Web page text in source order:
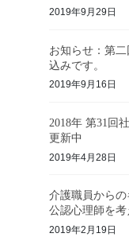
2019年9月29日
お知らせ：第
込みです。
2019年9月16日
2018年 第31回
更新中
2019年4月28日
介護職員から
公認心理師を考
2019年2月19日